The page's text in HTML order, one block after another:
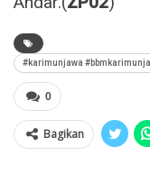
#karimunjawa
0
Bagikan